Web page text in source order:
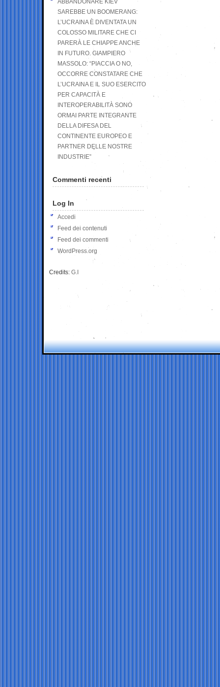
ABBANDONARE KIEV
SAREBBE UN BOOMERANG:
L’UCRAINA È DIVENTATA UN
COLOSSO MILITARE CHE CI
PARERÀ LE CHIAPPE ANCHE
IN FUTURO. GIAMPIERO
MASSOLO: “PIACCIA O NO,
OCCORRE CONSTATARE CHE
L’UCRAINA E IL SUO ESERCITO
PER CAPACITÀ E
INTEROPERABILITÀ SONO
ORMAI PARTE INTEGRANTE
DELLA DIFESA DEL
CONTINENTE EUROPEO E
PARTNER DELLE NOSTRE
INDUSTRIE”
Commenti recenti
Log In
Accedi
Feed dei contenuti
Feed dei commenti
WordPress.org
Credits: G.I